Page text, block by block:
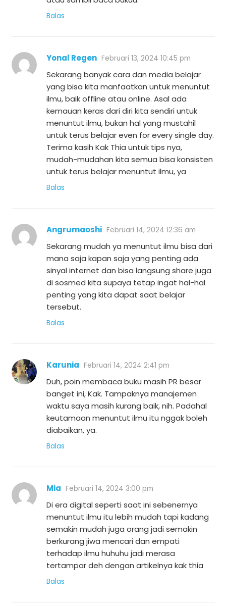
Balas
Yonal Regen Februari 13, 2024 10:45 pm
Sekarang banyak cara dan media belajar
yang bisa kita manfaatkan untuk menuntut
ilmu, baik offline atau online. Asal ada
kemauan keras dari diri kita sendiri untuk
menuntut ilmu, bukan hal yang mustahil
untuk terus belajar even for every single day.
Terima kasih Kak Thia untuk tips nya,
mudah-mudahan kita semua bisa konsisten
untuk terus belajar menuntut ilmu, ya
Balas
Angrumaoshi Februari 14, 2024 12:36 am
Sekarang mudah ya menuntut ilmu bisa dari
mana saja kapan saja yang penting ada
sinyal internet dan bisa langsung share juga
di sosmed kita supaya tetap ingat hal-hal
penting yang kita dapat saat belajar
tersebut.
Balas
Karunia Februari 14, 2024 2:41 pm
Duh, poin membaca buku masih PR besar
banget ini, Kak. Tampaknya manajemen
waktu saya masih kurang baik, nih. Padahal
keutamaan menuntut ilmu itu nggak boleh
diabaikan, ya.
Balas
Mia Februari 14, 2024 3:00 pm
Di era digital seperti saat ini sebenernya
menuntut ilmu itu lebih mudah tapi kadang
semakin mudah juga orang jadi semakin
berkurang jiwa mencari dan empati
terhadap ilmu huhuhu jadi merasa
tertampar deh dengan artikelnya kak thia
Balas